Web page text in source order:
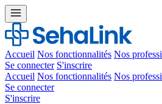
Accueil Nos fonctionnalités Nos
Se connecter S'inscrire
Accueil Nos fonctionnalités Nos
Se connecter
S'inscrire